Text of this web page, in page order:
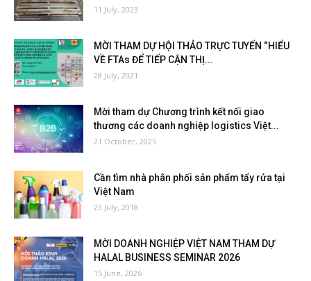
11 July, 2023
MỜI THAM DỰ HỘI THẢO TRỰC TUYẾN “HIỂU
VỀ FTAs ĐỂ TIẾP CẬN THỊ...
28 July, 2021
Mời tham dự Chương trình kết nối giao
thương các doanh nghiệp logistics Việt...
21 October, 2025
Cần tìm nhà phân phối sản phẩm tẩy rửa tại
Việt Nam
23 July, 2018
MỜI DOANH NGHIỆP VIỆT NAM THAM DỰ
HALAL BUSINESS SEMINAR 2026
15 June, 2026